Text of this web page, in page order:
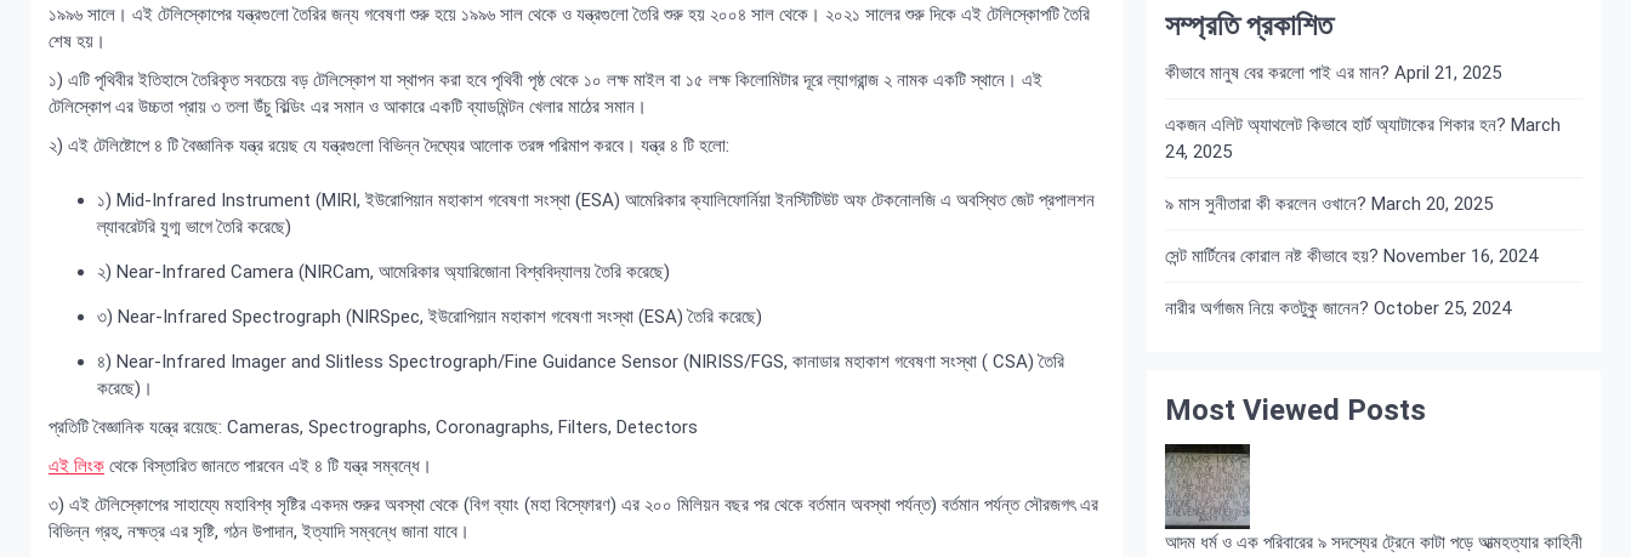
১৯৯৬ সালে। এই টেলিস্কোপের যন্ত্রগুলো তৈরির জন্য গবেষণা শুরু হয়ে ১৯৯৬ সাল থেকে ও যন্ত্রগুলো তৈরি শুরু হয় ২০০৪ সাল থেকে। ২০২১ সালের শুরু দিকে এই টেলিস্কোপটি তৈরি
শেষ হয়।
১) এটি পৃথিবীর ইতিহাসে তৈরিকৃত সবচেয়ে বড় টেলিস্কোপ যা স্থাপন করা হবে পৃথিবী পৃষ্ঠ থেকে ১০ লক্ষ মাইল বা ১৫ লক্ষ কিলোমিটার দূরে ল্যাগরান্জ ২ নামক একটি স্থানে। এই
টেলিস্কোপ এর উচ্চতা প্রায় ৩ তলা উঁচু বিল্ডিং এর সমান ও আকারে একটি ব্যাডমিন্টন খেলার মাঠের সমান।
২) এই টেলিষ্টোপে ৪ টি বৈজ্ঞানিক যন্ত্র রয়েছ যে যন্ত্রগুলো বিভিন্ন দৈঘ্যের আলোক তরঙ্গ পরিমাপ করবে। যন্ত্র ৪ টি হলো:
১) Mid-Infrared Instrument (MIRI, ইউরোপিয়ান মহাকাশ গবেষণা সংস্থা (ESA) আমেরিকার ক্যালিফোর্নিয়া ইনস্টিটিউট অফ টেকনোলজি এ অবস্থিত জেট প্রপালশন
ল্যাবরেটরি যুগ্ম ভাগে তৈরি করেছে)
২) Near-Infrared Camera (NIRCam, আমেরিকার অ্যারিজোনা বিশ্ববিদ্যালয় তৈরি করেছে)
৩) Near-Infrared Spectrograph (NIRSpec, ইউরোপিয়ান মহাকাশ গবেষণা সংস্থা (ESA) তৈরি করেছে)
৪) Near-Infrared Imager and Slitless Spectrograph/Fine Guidance Sensor (NIRISS/FGS, কানাডার মহাকাশ গবেষণা সংস্থা ( CSA) তৈরি
করেছে)।
প্রতিটি বৈজ্ঞানিক যন্ত্রে রয়েছে: Cameras, Spectrographs, Coronagraphs, Filters, Detectors
এই লিংক থেকে বিস্তারিত জানতে পারবেন এই ৪ টি যন্ত্র সম্বন্ধে।
৩) এই টেলিস্কোপের সাহায্যে মহাবিশ্ব সৃষ্টির একদম শুরুর অবস্থা থেকে (বিগ ব্যাং (মহা বিস্ফোরণ) এর ২০০ মিলিয়ন বছর পর থেকে বর্তমান অবস্থা পর্যন্ত) বর্তমান পর্যন্ত সৌরজগৎ এর
বিভিন্ন গ্রহ, নক্ষত্র এর সৃষ্টি, গঠন উপাদান, ইত্যাদি সম্বন্ধে জানা যাবে।
সম্প্রতি প্রকাশিত
কীভাবে মানুষ বের করলো পাই এর মান? April 21, 2025
একজন এলিট অ্যাথলেট কিভাবে হার্ট অ্যাটাকের শিকার হন? March
24, 2025
৯ মাস সুনীতারা কী করলেন ওখানে? March 20, 2025
সেন্ট মার্টিনের কোরাল নষ্ট কীভাবে হয়? November 16, 2024
নারীর অর্গাজম নিয়ে কতটুকু জানেন? October 25, 2024
Most Viewed Posts
আদম ধর্ম ও এক পরিবারের ৯ সদস্যের ট্রেনে কাটা পড়ে আত্মহত্যার কাহিনী